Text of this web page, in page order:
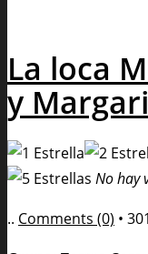
La loca
y
No hay
.. Comments (0) •